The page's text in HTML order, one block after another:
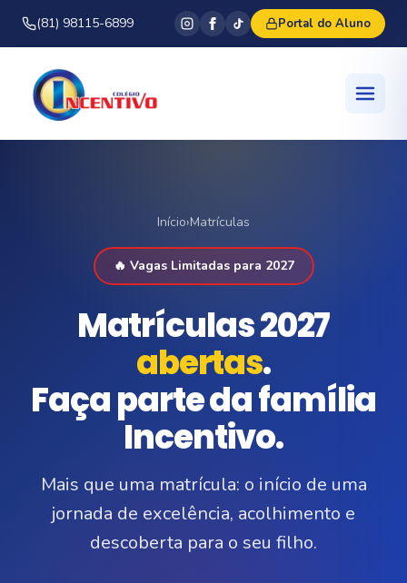
(81) 98115-6899 Portal do Aluno
Início›Matrículas
🔥 Vagas Limitadas para 2027
Matrículas 2027
abertas.
Faça parte da família
Incentivo.
Mais que uma matrícula: o início de uma
jornada de excelência, acolhimento e
descoberta para o seu filho.